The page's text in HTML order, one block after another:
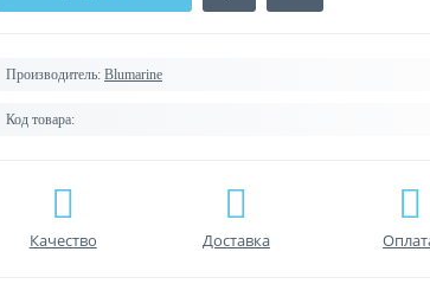
Производитель: Blumarine
Код товара:
Качество Доставка